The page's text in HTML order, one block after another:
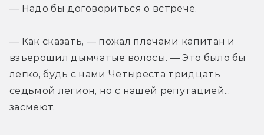
— Надо бы договориться о встрече.
— Как сказать, — пожал плечами капитан и
взъерошил дымчатые волосы. — Это было бы
легко, будь с нами Четыреста тридцать
седьмой легион, но с нашей репутацией...
засмеют.